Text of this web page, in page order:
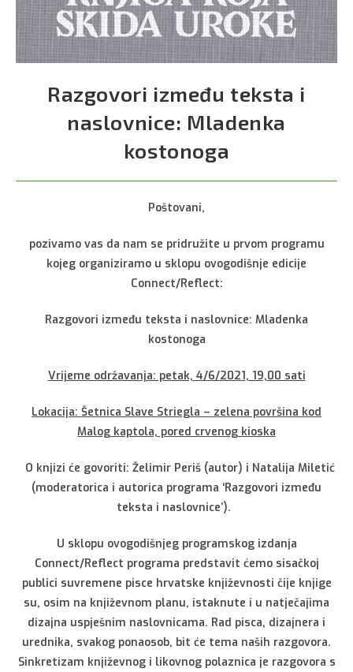
Razgovori između teksta i
naslovnice: Mladenka
kostonoga
Poštovani,
pozivamo vas da nam se pridružite u prvom programu
kojeg organiziramo u sklopu ovogodišnje edicije
Connect/Reflect:
Razgovori između teksta i naslovnice: Mladenka
kostonoga
Vrijeme održavanja: petak, 4/6/2021, 19,00 sati
Lokacija: Šetnica Slave Striegla – zelena površina kod
Malog kaptola, pored crvenog kioska
O knjizi će govoriti: Želimir Periš (autor) i Natalija Miletić
(moderatorica i autorica programa ‘Razgovori između
teksta i naslovnice’).
U sklopu ovogodišnjeg programskog izdanja
Connect/Reflect programa predstavit ćemo sisačkoj
publici suvremene pisce hrvatske književnosti čije knjige
su, osim na književnom planu, istaknute i u natječajima
dizajna uspješnim naslovnicama. Rad pisca, dizajnera i
urednika, svakog ponaosob, bit će tema naših razgovora.
Sinkretizam književnog i likovnog polaznica je razgovora s